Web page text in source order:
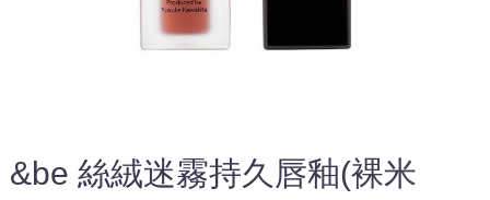
&be 絲絨迷霧持久唇釉(裸米